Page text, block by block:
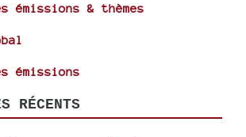
émissions & thèmes
émissions
RÉCENTS